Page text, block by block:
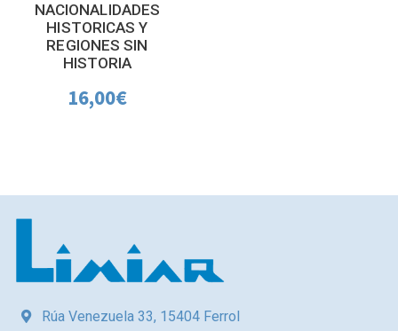
NACIONALIDADES
HISTORICAS Y
REGIONES SIN
HISTORIA
16,00€
Rúa Venezuela 33, 15404 Ferrol